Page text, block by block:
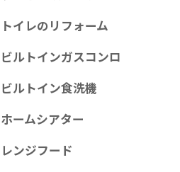
トイレのリフォーム
ビルトインガスコンロ
ビルトイン食洗機
ホームシアター
レンジフード